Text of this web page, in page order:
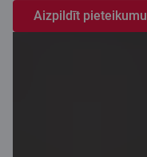
Aizpildīt pieteikumu